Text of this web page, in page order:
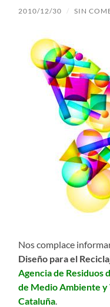
2010/12/30 / SIN
Nos complace
Diseño para el
Agencia de Residuos
de Medio Ambiente
Cataluña.